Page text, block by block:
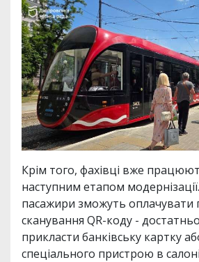
Крім того, фахівці вже
наступним етапом
пасажири зможуть оплачувати
сканування QR-коду -
прикласти банківську картку
спеціального пристрою в